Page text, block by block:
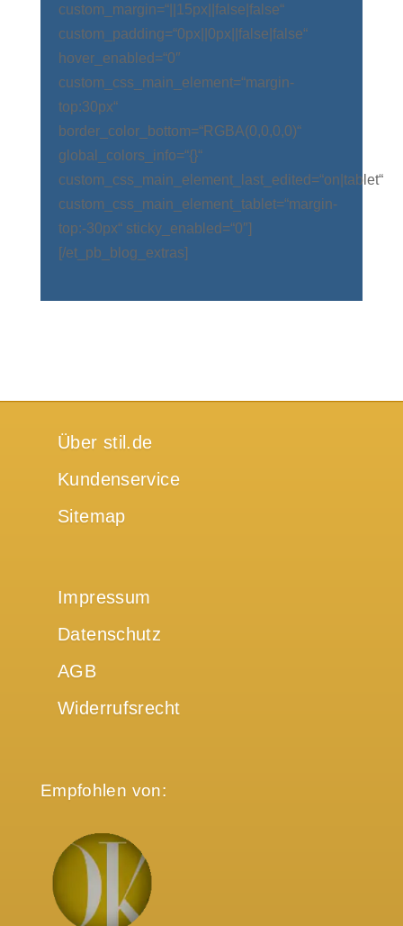
custom_margin=“||15px||false|false“
custom_padding=“0px||0px||false|false“
hover_enabled=“0″
custom_css_main_element=“margin-
top:30px“
border_color_bottom=“RGBA(0,0,0,0)“
global_colors_info=“{}“
custom_css_main_element_last_edited=“on|tablet“
custom_css_main_element_tablet=“margin-
top:-30px“ sticky_enabled=“0″]
[/et_pb_blog_extras]
Über stil.de
Kundenservice
Sitemap
Impressum
Datenschutz
AGB
Widerrufsrecht
Empfohlen von: